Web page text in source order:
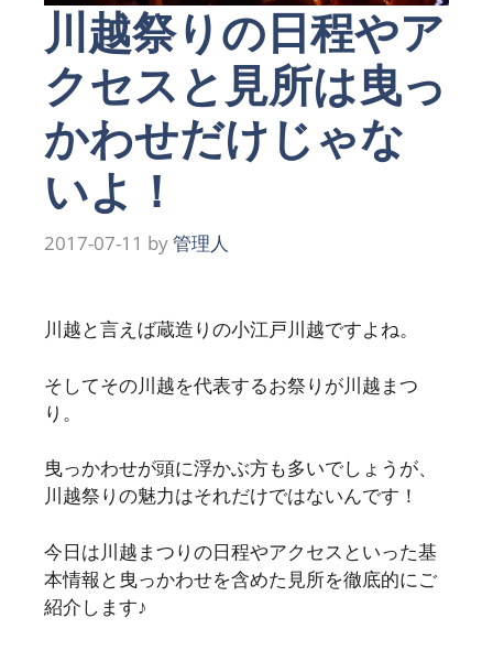
川越祭りの日程やア
クセスと見所は曳っ
かわせだけじゃな
いよ！
2017-07-11 by管理人
川越と言えば蔵造りの小江戸川越ですよね。
そしてその川越を代表するお祭りが川越まつ
り。
曳っかわせが頭に浮かぶ方も多いでしょうが、
川越祭りの魅力はそれだけではないんです！
今日は川越まつりの日程やアクセスといった基
本情報と曳っかわせを含めた見所を徹底的にご
紹介します♪